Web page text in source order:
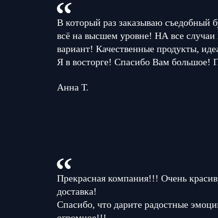
В который раз заказываю съедобный
всё на высшем уровне! НА все случаи
вариант! Качественные продукты,
Я в восторге! Спасибо Вам большое!
Анна Т.
Прекрасная компания!!! Очень
доставка!
Спасибо, что дарите радостные